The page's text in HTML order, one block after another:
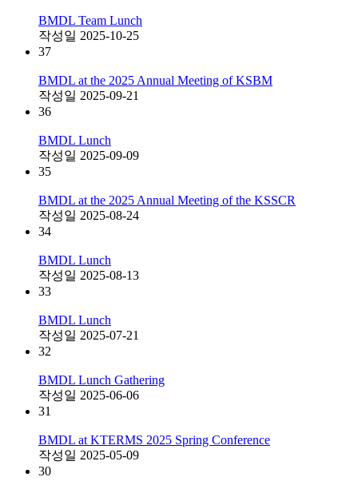
BMDL Team Lunch
작성일 2025-10-25
37
BMDL at the 2025 Annual Meeting of KSBM
작성일 2025-09-21
36
BMDL Lunch
작성일 2025-09-09
35
BMDL at the 2025 Annual Meeting of the KSSCR
작성일 2025-08-24
34
BMDL Lunch
작성일 2025-08-13
33
BMDL Lunch
작성일 2025-07-21
32
BMDL Lunch Gathering
작성일 2025-06-06
31
BMDL at KTERMS 2025 Spring Conference
작성일 2025-05-09
30